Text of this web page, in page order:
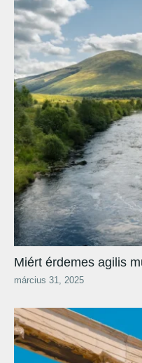
Miért érdemes agilis
március 31, 2025